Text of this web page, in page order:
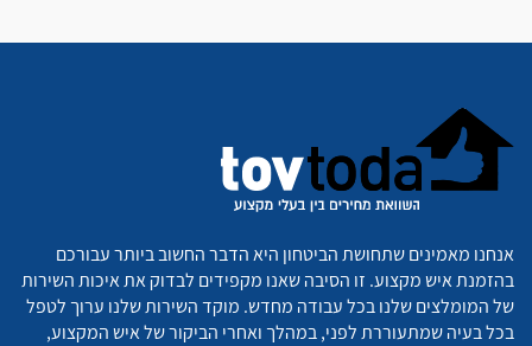
אנחנו מאמינים שתחושת הביטחון היא הדבר החשוב ביותר עבורכם
בהזמנת איש מקצוע. זו הסיבה שאנו מקפידים לבדוק את איכות השירות
של המומלצים שלנו בכל עבודה מחדש. מוקד השירות שלנו ערוך לטפל
בכל בעיה שמתעוררת לפני, במהלך ואחרי הביקור של איש המקצוע,